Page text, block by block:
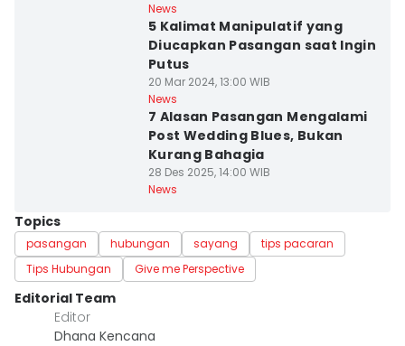
News
5 Kalimat Manipulatif yang
Diucapkan Pasangan saat Ingin
Putus
20 Mar 2024, 13:00 WIB
News
7 Alasan Pasangan Mengalami
Post Wedding Blues, Bukan
Kurang Bahagia
28 Des 2025, 14:00 WIB
News
Topics
pasangan hubungan sayang
tips pacaran
Tips Hubungan
Give me Perspective
Editorial Team
Editor
Dhana Kencana